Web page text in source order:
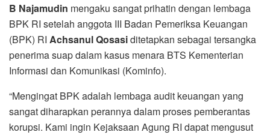
B Najamudin mengaku sangat prihatin dengan lembaga
BPK RI setelah anggota III Badan Pemeriksa Keuangan
(BPK) RI Achsanul Qosasiditetapkan sebagai tersangka
penerima suap dalam kasus menara BTS Kementerian
Informasi dan Komunikasi (Kominfo).
“Mengingat BPK adalah lembaga audit keuangan yang
sangat diharapkan perannya dalam proses pemberantas
korupsi. Kami ingin Kejaksaan Agung RI dapat mengusut